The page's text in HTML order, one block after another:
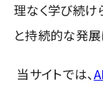
理なく学び続け
と持続的な発展
当サイトでは、